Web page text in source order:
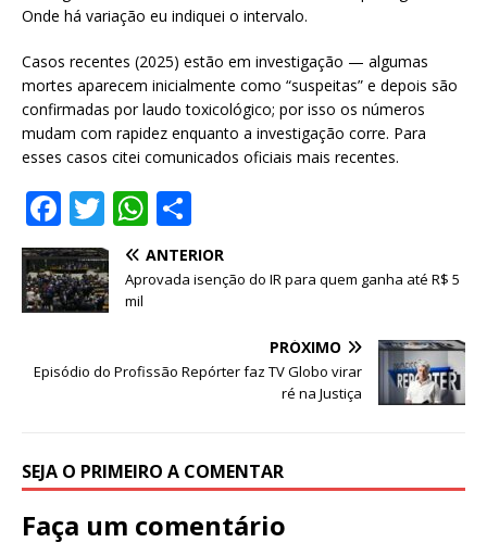
Onde há variação eu indiquei o intervalo.
Casos recentes (2025) estão em investigação — algumas
mortes aparecem inicialmente como “suspeitas” e depois são
confirmadas por laudo toxicológico; por isso os números
mudam com rapidez enquanto a investigação corre. Para
esses casos citei comunicados oficiais mais recentes.
F
a
c
e
o
T
w
it
te
W
h
at
p
h
ar
ANTERIOR
Aprovada isenção do IR para quem ganha até R$ 5
mil
PRÓXIMO
Episódio do Profissão Repórter faz TV Globo virar
ré na Justiça
SEJA O PRIMEIRO A COMENTAR
Faça um comentário